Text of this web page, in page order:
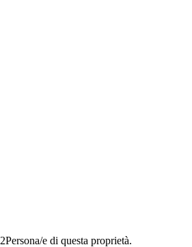
2Persona/e di questa proprietà.